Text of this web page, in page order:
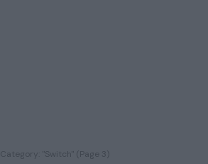
Category: "Switch" (Page 3)